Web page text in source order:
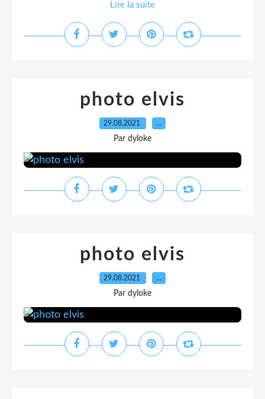
Lire la suite
photo elvis
29.08.2021 …
Par dyloke
photo elvis
29.08.2021 …
Par dyloke